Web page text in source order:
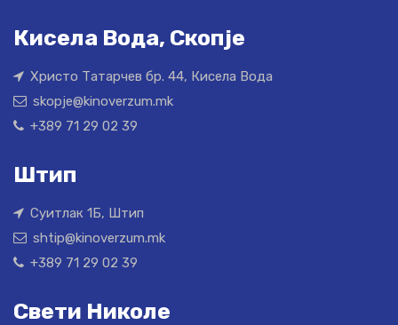
Кисела Вода, Скопје
Христо Татарчев бр. 44, Кисела Вода
skopje@kinoverzum.mk
+389 71 29 02 39
Штип
Суитлак 1Б, Штип
shtip@kinoverzum.mk
+389 71 29 02 39
Свети Николе